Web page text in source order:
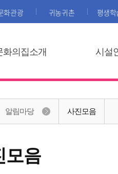
화관광 귀농귀촌 평생
화의집소개 시설
모음
알림마당 사진모음